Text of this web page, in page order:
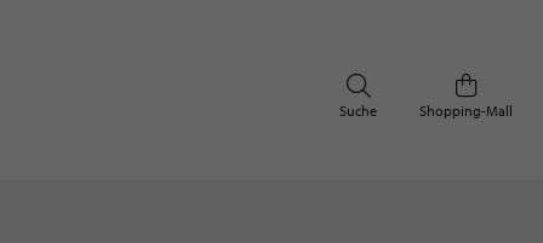
Shopping-Mall
Suche